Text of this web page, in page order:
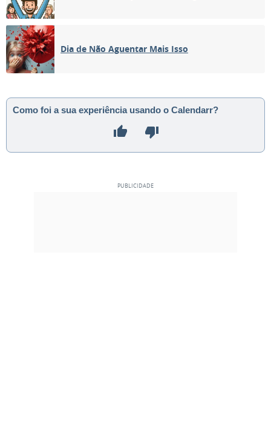
Dia de Não Aguentar Mais Isso
Como foi a sua experiência usando o Calendarr?